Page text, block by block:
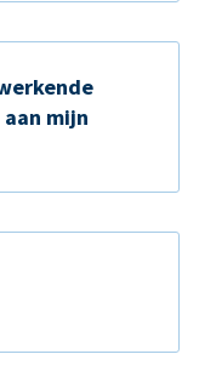
mijn